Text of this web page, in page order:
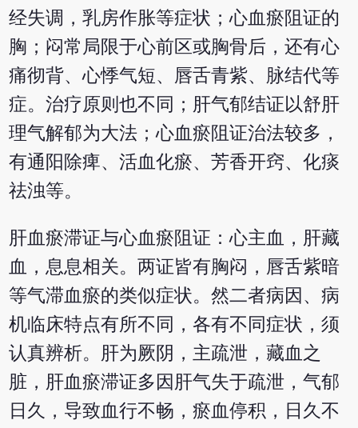
经失调，乳房作胀等症状；心血瘀阻证的
胸；闷常局限于心前区或胸骨后，还有心
痛彻背、心悸气短、唇舌青紫、脉结代等
症。治疗原则也不同；肝气郁结证以舒肝
理气解郁为大法；心血瘀阻证治法较多，
有通阳除痺、活血化瘀、芳香开窍、化痰
祛浊等。
肝血瘀滞证与心血瘀阻证：心主血，肝藏
血，息息相关。两证皆有胸闷，唇舌紫暗
等气滞血瘀的类似症状。然二者病因、病
机临床特点有所不同，各有不同症状，须
认真辨析。肝为厥阴，主疏泄，藏血之
脏，肝血瘀滞证多因肝气失于疏泄，气郁
日久，导致血行不畅，瘀血停积，日久不